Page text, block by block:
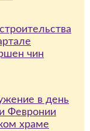
чин
в день
Февронии
храме